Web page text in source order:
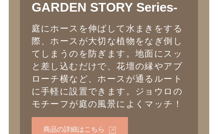
GARDEN STORY Series-
庭にホースを伸ばして水まきをする
際、ホースが大切な植物をなぎ倒し
てしまうのを防ぎます。地面にスッ
と差し込むだけで、花壇の縁やアプ
ローチ横など、ホースが通るルート
に手軽に設置できます。ジョウロの
モチーフが庭の風景によくマッチ！
商品の詳細はこちら